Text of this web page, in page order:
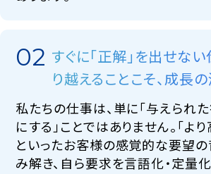
すぐに「正解」を出せな
り越えることこそ、成長
私たちの仕事は、単に「与えられ
にする」ことではありません。「よ
といったお客様の感覚的な要望
み解き、自ら要求を言語化・定量